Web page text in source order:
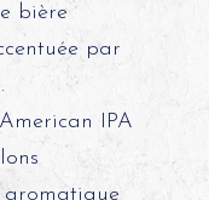
bière
par
IPA
aromatique